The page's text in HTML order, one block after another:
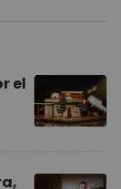
el